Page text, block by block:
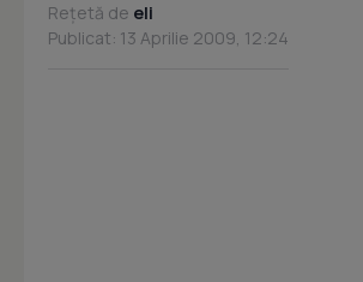
Rețetă de eli
Publicat: 13 Aprilie 2009, 12:24